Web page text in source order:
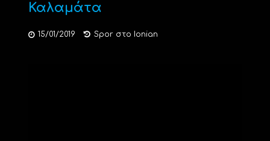
Καλαμάτα
15/01/2019 Spor στο Ionian